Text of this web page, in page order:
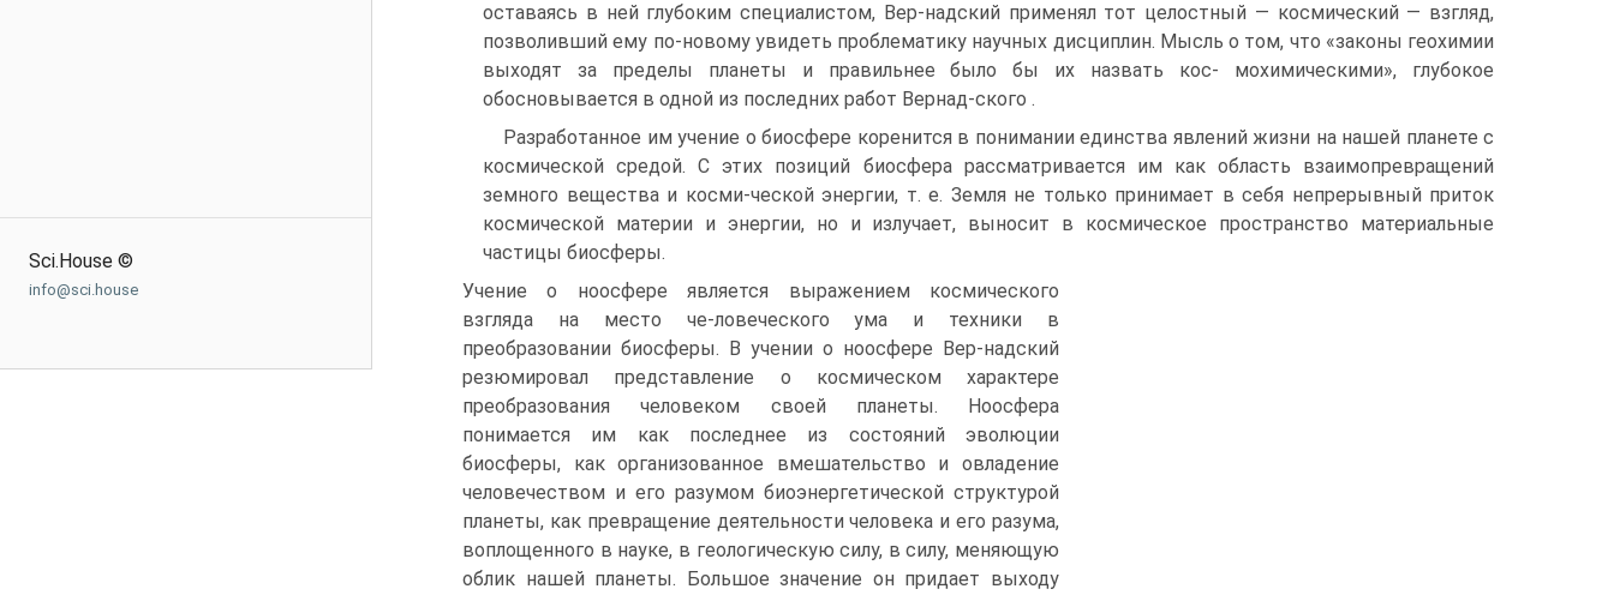
Sci.House ©
info@sci.house
оставаясь в ней глубоким специалистом, Вер-надский применял тот целостный — космический — взгляд,
позволивший ему по-новому увидеть проблематику научных дисциплин. Мысль о том, что «законы геохимии
выходят за пределы планеты и правильнее было бы их назвать кос- мохимическими», глубокое
обосновывается в одной из последних работ Вернад-ского .
Разработанное им учение о биосфере коренится в понимании единства явлений жизни на нашей планете с
космической средой. С этих позиций биосфера рассматривается им как область взаимопревращений
земного вещества и косми-ческой энергии, т. е. Земля не только принимает в себя непрерывный приток
космической материи и энергии, но и излучает, выносит в космическое пространство материальные
частицы биосферы.
Учение о ноосфере является выражением космического
взгляда на место че-ловеческого ума и техники в
преобразовании биосферы. В учении о ноосфере Вер-надский
резюмировал представление о космическом характере
преобразования человеком своей планеты. Ноосфера
понимается им как последнее из состояний эволюции
биосферы, как организованное вмешательство и овладение
человечеством и его разумом биоэнергетической структурой
планеты, как превращение деятельности человека и его разума,
воплощенного в науке, в геологическую силу, в силу, меняющую
облик нашей планеты. Большое значение он придает выходу